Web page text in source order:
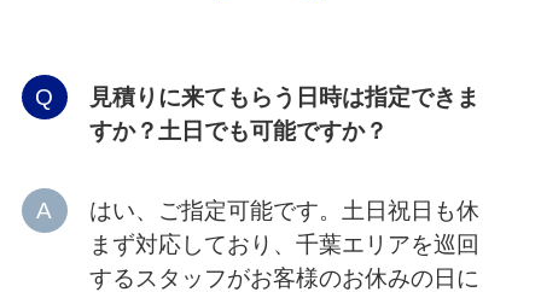
見積りに来てもらう日時は指定できま
すか？土日でも可能ですか？
はい、ご指定可能です。土日祝日も休
まず対応しており、千葉エリアを巡回
するスタッフがお客様のお休みの日に